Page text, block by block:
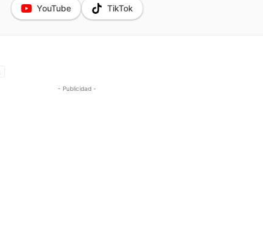
YouTube TikTok
- Publicidad -